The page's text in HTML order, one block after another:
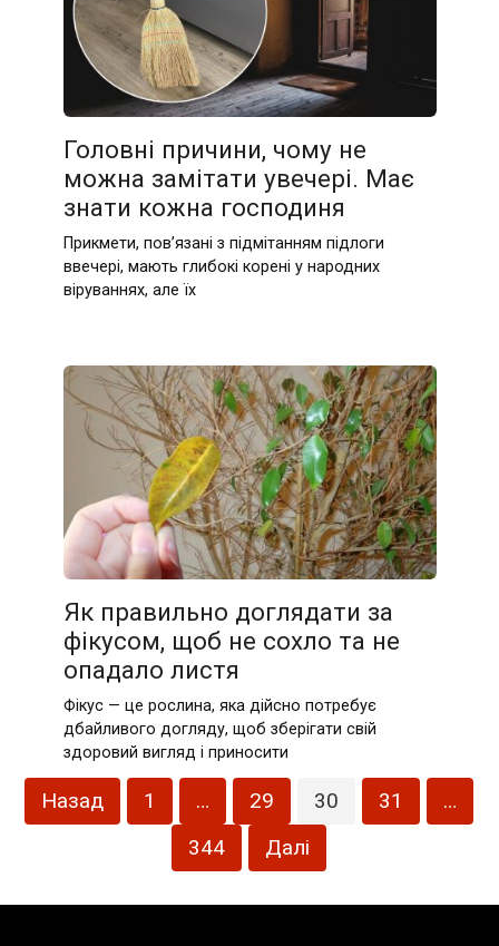
Головні причини, чому не
можна замітати увечері. Має
знати кожна господиня
Прикмети, пов’язані з підмітанням підлоги
ввечері, мають глибокі корені у народних
віруваннях, але їх
Як правильно доглядати за
фікусом, щоб не сохло та не
опадало листя
Фікус — це рослина, яка дійсно потребує
дбайливого догляду, щоб зберігати свій
здоровий вигляд і приносити
Пагінація
записів
Назад 1 … 29 30 31
…
344
Далі